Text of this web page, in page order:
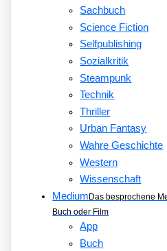
Sachbuch
Science Fiction
Selfpublishing
Sozialkritik
Steampunk
Technik
Thriller
Urban Fantasy
Wahre Geschichte
Western
Wissenschaft
Medium Das besprochene
Buch oder Film
App
Buch